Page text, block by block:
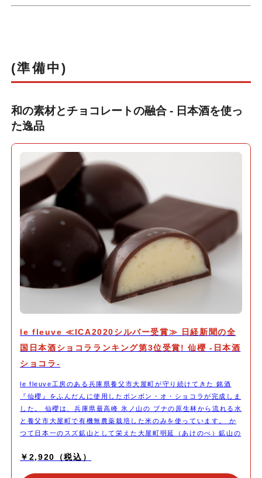
(準備中)
和の素材とチョコレートの融合 - 日本酒を使っ
た逸品
le fleuve ≪ICA2020シルバー受賞≫ 日経新聞の全
国日本酒ショコラランキング第3位受賞! 仙櫻 -日本酒
ショコラ-
le fleuve工房のある兵庫県養父市大屋町が守り続けてきた 銘酒
『仙櫻』をふんだんに使用したボンボン・オ・ショコラが完成しま
した。 仙櫻は、兵庫県最高峰 氷ノ山の ブナの原生林から流れる水
と養父市大屋町で有機無農薬栽培した米のみを使っています。 か
つて日本一のスズ鉱山として栄えた大屋町明延（あけのべ）鉱山の
かでフルーティな香りへと変化します。 伝統を守り続ける杜氏の
￥2,920（税込）